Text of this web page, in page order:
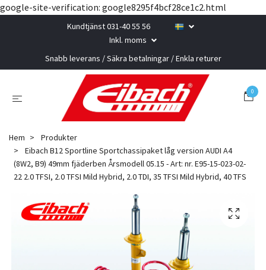
google-site-verification: google8295f4bcf28ce1c2.html
Kundtjänst 031-40 55 56
Inkl. moms
Snabb leverans / Säkra betalningar / Enkla returer
0
Hem
Produkter
Eibach B12 Sportline Sportchassipaket låg version AUDI A4
(8W2, B9) 49mm fjäderben Årsmodell 05.15 - Art: nr. E95-15-023-02-
22 2.0 TFSI, 2.0 TFSI Mild Hybrid, 2.0 TDI, 35 TFSI Mild Hybrid, 40 TFS